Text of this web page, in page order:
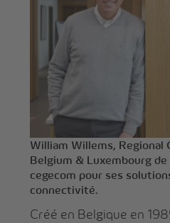
William Willems, Regional
Belgium & Luxembourg de
cegecom pour ses
connectivité.
Créé en Belgique en